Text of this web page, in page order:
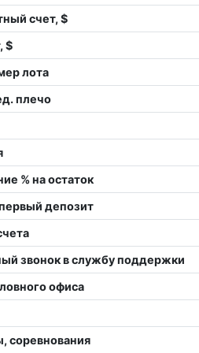
счет, $
$
лота
плечо
% на остаток
депозит
звонок в службу поддержки
офиса
соревнования